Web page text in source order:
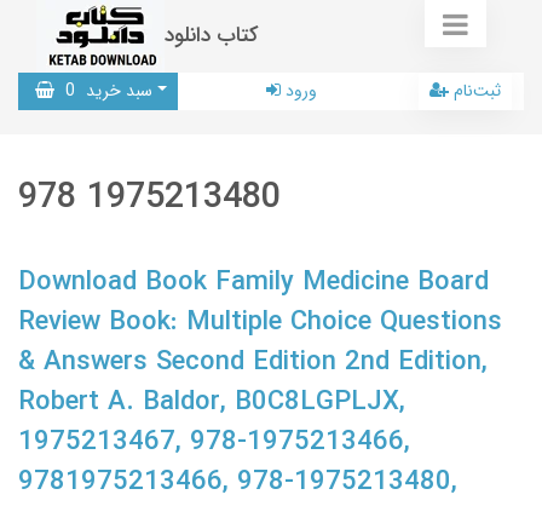
کتاب دانلود
سبد خرید 0 ورود ثبت‌نام
978 1975213480
Download Book Family Medicine Board
Review Book: Multiple Choice Questions
& Answers Second Edition 2nd Edition,
Robert A. Baldor, B0C8LGPLJX,
1975213467, 978-1975213466,
9781975213466, 978-1975213480,